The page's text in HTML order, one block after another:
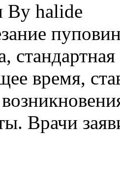
By halide
время,
Врачи